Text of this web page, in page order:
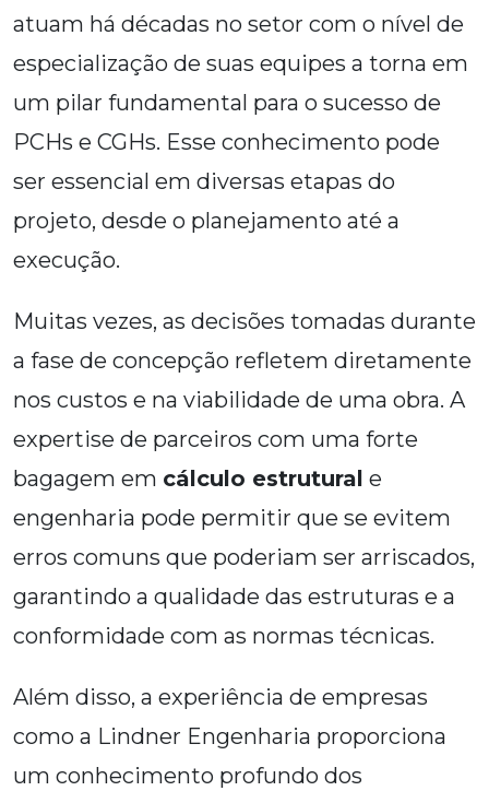
atuam há décadas no setor com o nível de
especialização de suas equipes a torna em
um pilar fundamental para o sucesso de
PCHs e CGHs. Esse conhecimento pode
ser essencial em diversas etapas do
projeto, desde o planejamento até a
execução.
Muitas vezes, as decisões tomadas durante
a fase de concepção refletem diretamente
nos custos e na viabilidade de uma obra. A
expertise de parceiros com uma forte
bagagem em cálculo estrutural e
engenharia pode permitir que se evitem
erros comuns que poderiam ser arriscados,
garantindo a qualidade das estruturas e a
conformidade com as normas técnicas.
Além disso, a experiência de empresas
como a Lindner Engenharia proporciona
um conhecimento profundo dos